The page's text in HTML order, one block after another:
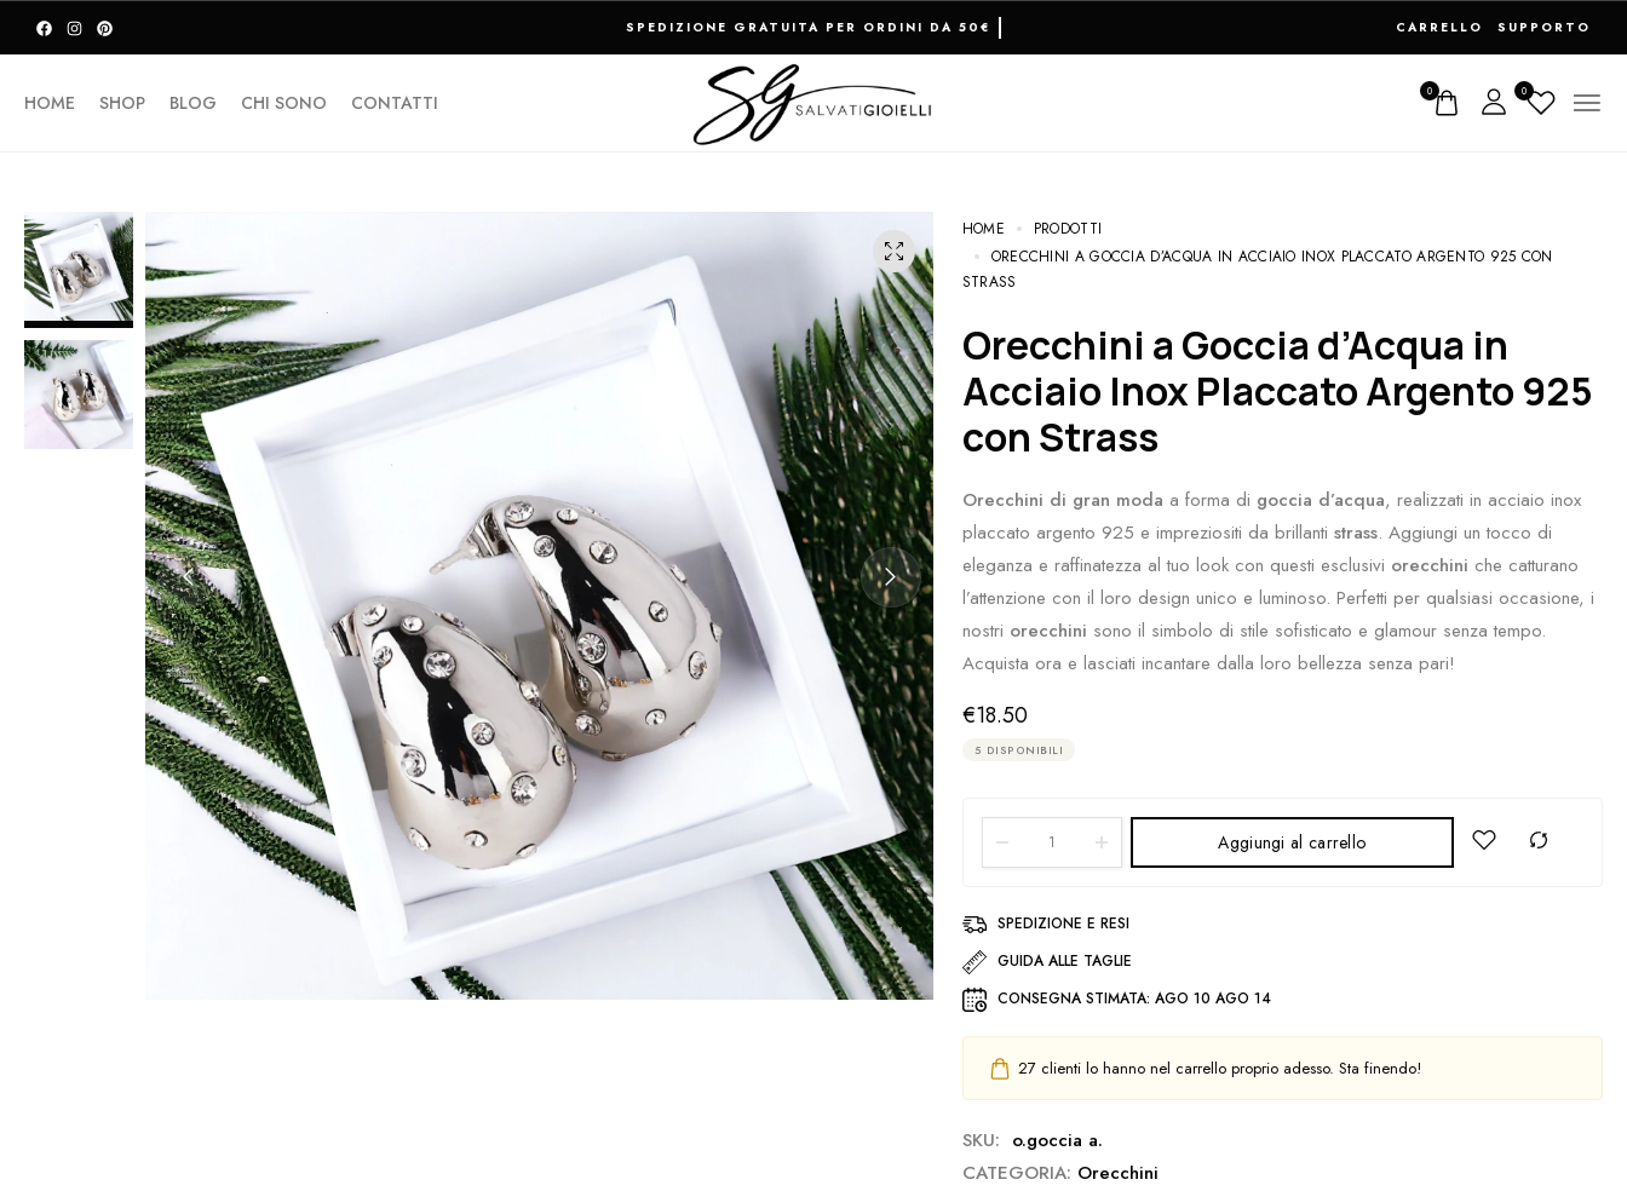
RESO FACILE E PAGAMENTI 100% SICURI CARRELLO SUPPORTO
HOME SHOP BLOG CHI SONO CONTATTI 0 0
HOME
PRODOTTI
ORECCHINI A GOCCIA D’ACQUA IN ACCIAIO INOX PLACCATO ARGENTO 925 CON
STRASS
Orecchini a Goccia d’Acqua in
Acciaio Inox Placcato Argento 925
con Strass
Orecchini di gran moda a forma di goccia d’acqua, realizzati in acciaio inox
placcato argento 925 e impreziositi da brillanti strass. Aggiungi un tocco di
eleganza e raffinatezza al tuo look con questi esclusivi orecchini che catturano
l’attenzione con il loro design unico e luminoso. Perfetti per qualsiasi occasione, i
nostri orecchini sono il simbolo di stile sofisticato e glamour senza tempo.
Acquista ora e lasciati incantare dalla loro bellezza senza pari!
€18.50
5 DISPONIBILI
Aggiungi al carrello
SPEDIZIONE E RESI
GUIDA ALLE TAGLIE
CONSEGNA STIMATA: AGO 10 AGO 14
27clienti lo hanno nel carrello proprio adesso. Sta finendo!
SKU: o.goccia a.
CATEGORIA: Orecchini